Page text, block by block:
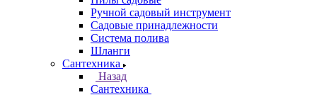
Ручной садовый инструмент
Садовые принадлежности
Система полива
Шланги
Сантехника
Назад
Сантехника